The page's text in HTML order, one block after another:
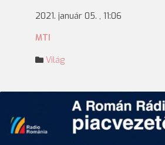
2021. január 05. , 11:06
MTI
Világ